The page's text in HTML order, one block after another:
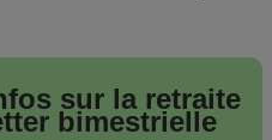
sur la retraite
bimestrielle